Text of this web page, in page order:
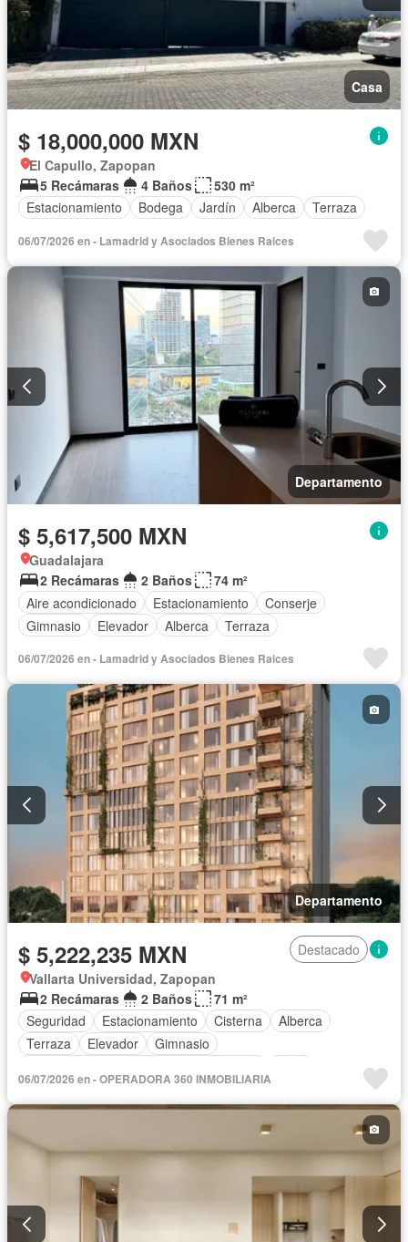
Casa
$ 18,000,000 MXN
El Capullo, Zapopan
5 Recámaras
4 Baños
530 m²
Estacionamiento
Bodega Jardín Alberca Terraza
06/07/2026 en - Lamadrid y Asociados Bienes Raices
Departamento
$ 5,617,500 MXN
Guadalajara
2 Recámaras
2 Baños
74 m²
Aire acondicionado
Estacionamiento
Conserje
Gimnasio
Elevador Alberca Terraza
06/07/2026 en - Lamadrid y Asociados Bienes Raices
Departamento
$ 5,222,235 MXN
Destacado
Vallarta Universidad, Zapopan
2 Recámaras
2 Baños
71 m²
Seguridad
Estacionamiento Cisterna
Alberca
Terraza
Elevador
Gimnasio
Cancha de tenis
Gas natural Asador
Sin amueblar
06/07/2026 en - OPERADORA 360 INMOBILIARIA